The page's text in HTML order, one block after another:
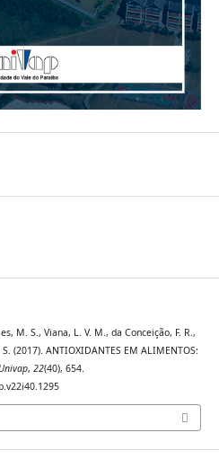
M. S., Viana, L. V. M., da Conceição, F. R.,
(2017). ANTIOXIDANTES EM ALIMENTOS:
, 22(40), 654.